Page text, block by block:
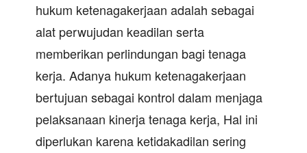
hukum ketenagakerjaan adalah sebagai
alat perwujudan keadilan serta
memberikan perlindungan bagi tenaga
kerja. Adanya hukum ketenagakerjaan
bertujuan sebagai kontrol dalam menjaga
pelaksanaan kinerja tenaga kerja, Hal ini
diperlukan karena ketidakadilan sering